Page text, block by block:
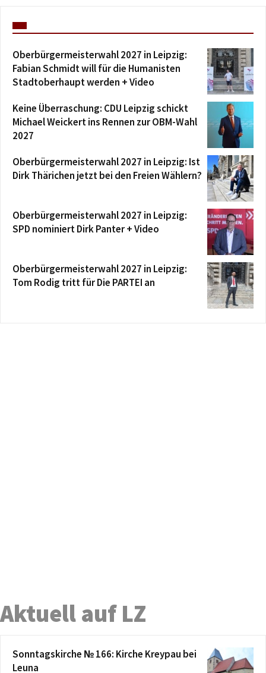
Oberbürgermeisterwahl 2027 in Leipzig:
Fabian Schmidt will für die Humanisten
Stadtoberhaupt werden + Video
Keine Überraschung: CDU Leipzig schickt
Michael Weickert ins Rennen zur OBM-Wahl
2027
Oberbürgermeisterwahl 2027 in Leipzig: Ist
Dirk Thärichen jetzt bei den Freien Wählern?
Oberbürgermeisterwahl 2027 in Leipzig:
SPD nominiert Dirk Panter + Video
Oberbürgermeisterwahl 2027 in Leipzig:
Tom Rodig tritt für Die PARTEI an
Aktuell auf LZ
Sonntagskirche № 166: Kirche Kreypau bei
Leuna